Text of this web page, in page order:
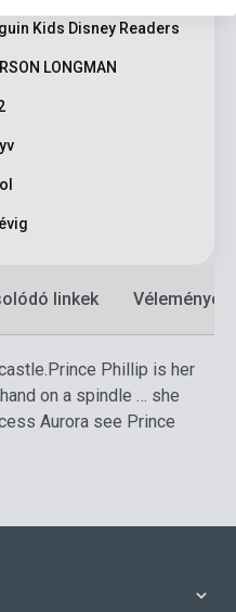
Kids Disney Readers
LONGMAN
linkek Vélemények
Phillip is her
on a spindle … she
Aurora see Prince